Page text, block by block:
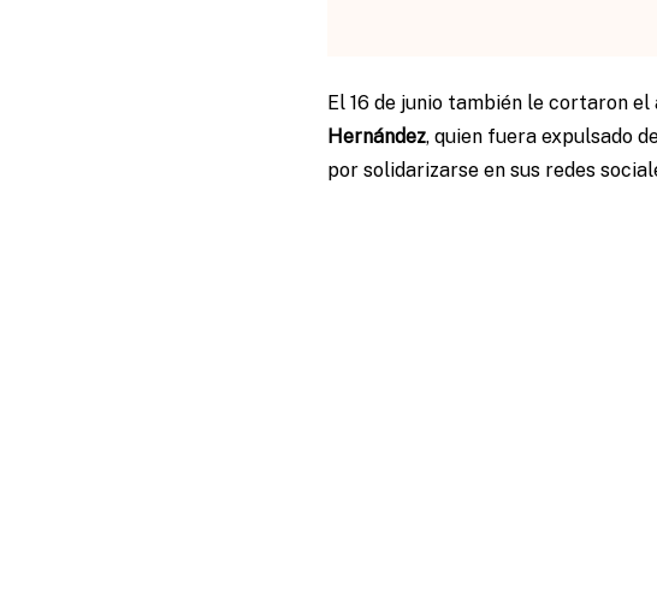
El 16 de junio también le cortaron
Hernández, quien fuera expulsado
por solidarizarse en sus redes